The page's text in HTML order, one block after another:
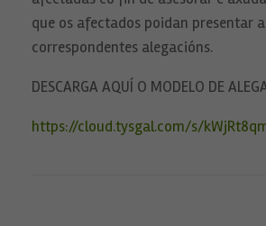
que os afectados poidan presentar a
correspondentes alegacións.
DESCARGA AQUÍ O MODELO DE
https://cloud.tysgal.com/s/